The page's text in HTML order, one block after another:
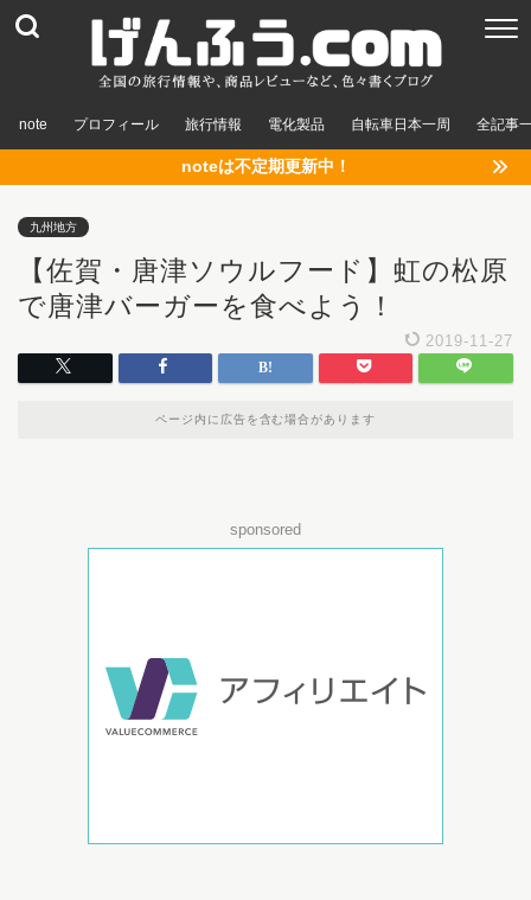
note プロフィール 旅行情報 電化製品 自転車日本一周 全記事
noteは不定期更新中！
九州地方
【佐賀・唐津ソウルフード】虹の松原
で唐津バーガーを食べよう！
2019-11-27
ページ内に広告を含む場合があります
sponsored